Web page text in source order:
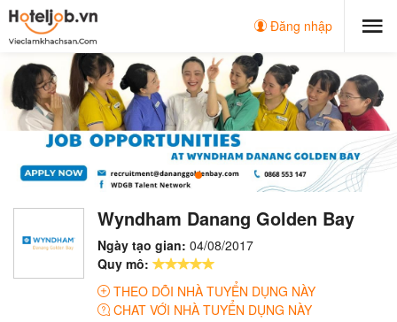
Đăng nhập
Wyndham Danang Golden Bay
Ngày tạo gian: 04/08/2017
Quy mô:
THEO DÕI NHÀ TUYỂN DỤNG NÀY
CHAT VỚI NHÀ TUYỂN DỤNG NÀY